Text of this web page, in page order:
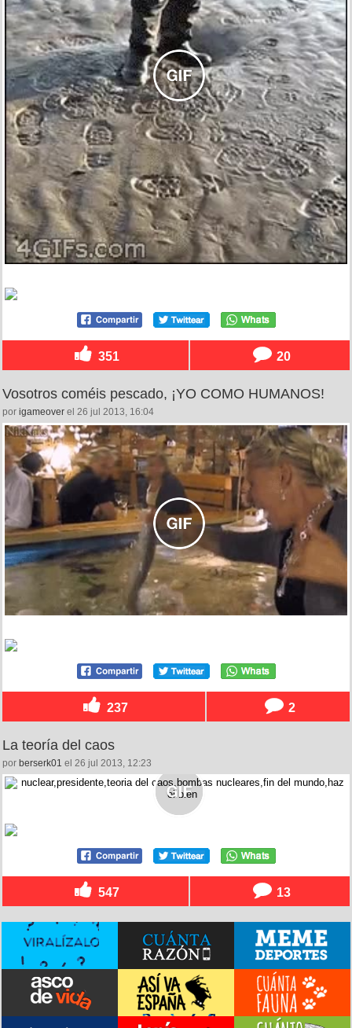
351 20
Vosotros coméis pescado, ¡YO COMO HUMANOS!
por igameover el 26 jul 2013, 16:04
237 2
La teoría del caos
por berserk01 el 26 jul 2013, 12:23
547 13